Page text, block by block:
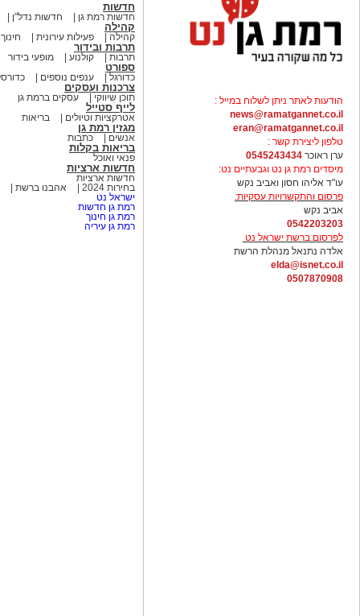
הודעות לאתר ניתן לשלוח במייל :
news@ramatgannet.co.il
eran@ramatgannet.co.il
טלפון ליצירת קשר :
ערן ראוכר 0545243434
מיסדים רמת גן נט וגבעתיים נט:
עו"ד אליהו חסון ואביב נקש
פרסום והתקשרויות עסקיות:
אביב נקש
0542203203
לפרסום ברשת ישראל נט
אלדה נתנאל מנהלת הרשת
elda@isnet.co.il
0507870908
חדשות
חדשות רמת גן חדשות נדל"ן
קהילה
קהילה פעילות עירונית חינוך
תרבות ובידור
תרבות קולנוע מופעי בידור
ספורט
כדורגל ענפים נוספים
צרכנות ועסקים
תוכן שיווקי עסקים ברמת גן
לייף סטייל
אטרקציות וטיולים בריאות
מגזין רמת גן
אנשים כתבות
בריאות בקלות
פנאי ואוכל
חדשות ארציות
חדשות ארציות
בחירות 2024
אהבנו ברשת
ישראל נט
רמת גן חדשות
רמת גן חינוך
רמת גן עיריה